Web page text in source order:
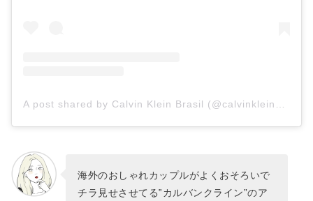
海外のおしゃれカップルがよくおそろいで
チラ見せさせてる‟カルバンクライン”のア